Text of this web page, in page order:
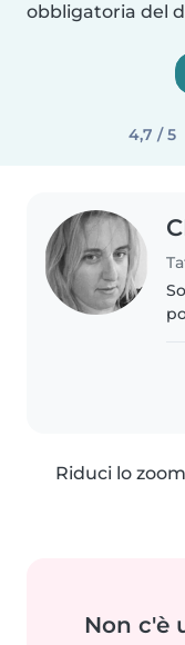
obbligatoria del
4,7 / 5
Riduci lo
Non c'è